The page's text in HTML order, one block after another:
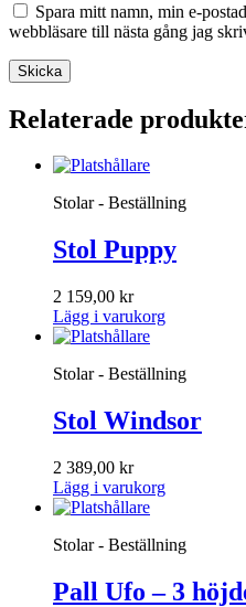
Spara mitt namn, min e-
webbläsare till nästa gång jag
Relaterade
Stolar - Beställning
Stol Puppy
2 159,00 kr
Lägg i varukorg
Stolar - Beställning
Stol Windsor
2 389,00 kr
Lägg i varukorg
Stolar - Beställning
Pall Ufo – 3